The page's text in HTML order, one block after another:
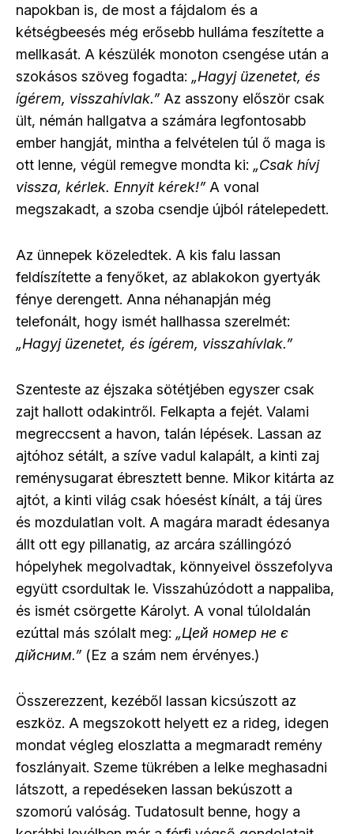
napokban is, de most a fájdalom és a
kétségbeesés még erősebb hulláma feszítette a
mellkasát. A készülék monoton csengése után a
szokásos szöveg fogadta: „Hagyj üzenetet, és
ígérem, visszahívlak.” Az asszony először csak
ült, némán hallgatva a számára legfontosabb
ember hangját, mintha a felvételen túl ő maga is
ott lenne, végül remegve mondta ki: „Csak hívj
vissza, kérlek. Ennyit kérek!” A vonal
megszakadt, a szoba csendje újból rátelepedett.
Az ünnepek közeledtek. A kis falu lassan
feldíszítette a fenyőket, az ablakokon gyertyák
fénye derengett. Anna néhanapján még
telefonált, hogy ismét hallhassa szerelmét:
„Hagyj üzenetet, és ígérem, visszahívlak.”
Szenteste az éjszaka sötétjében egyszer csak
zajt hallott odakintről. Felkapta a fejét. Valami
megreccsent a havon, talán lépések. Lassan az
ajtóhoz sétált, a szíve vadul kalapált, a kinti zaj
reménysugarat ébresztett benne. Mikor kitárta az
ajtót, a kinti világ csak hóesést kínált, a táj üres
és mozdulatlan volt. A magára maradt édesanya
állt ott egy pillanatig, az arcára szállingózó
hópelyhek megolvadtak, könnyeivel összefolyva
együtt csordultak le. Visszahúzódott a nappaliba,
és ismét csörgette Károlyt. A vonal túloldalán
ezúttal más szólalt meg: „Цей номер не є
дійсним.” (Ez a szám nem érvényes.)
Összerezzent, kezéből lassan kicsúszott az
eszköz. A megszokott helyett ez a rideg, idegen
mondat végleg eloszlatta a megmaradt remény
foszlányait. Szeme tükrében a lelke meghasadni
látszott, a repedéseken lassan bekúszott a
szomorú valóság. Tudatosult benne, hogy a